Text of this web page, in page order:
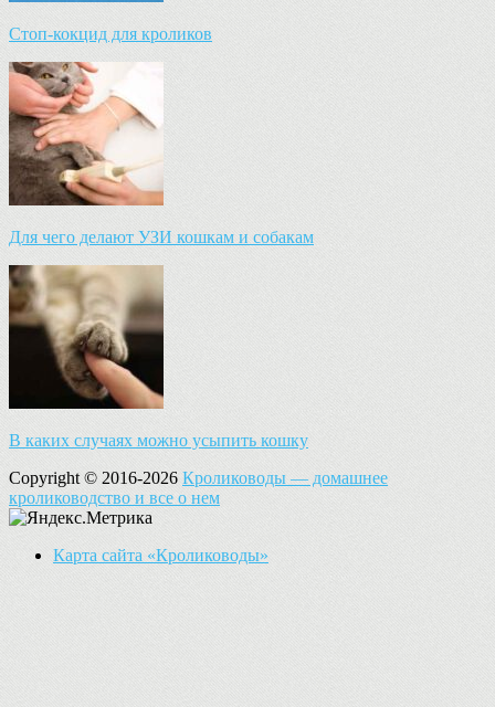
Стоп-кокцид для кроликов
Для чего делают УЗИ кошкам и собакам
В каких случаях можно усыпить кошку
Copyright © 2016-2026 Кролиководы — домашнее
кролиководство и все о нем
Карта сайта «Кролиководы»